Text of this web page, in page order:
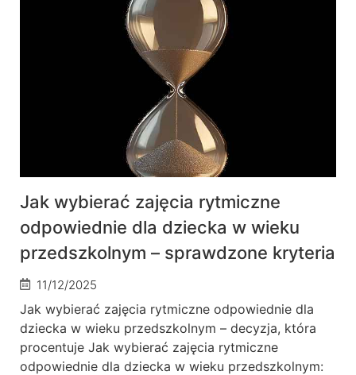
Jak wybierać zajęcia rytmiczne
odpowiednie dla dziecka w wieku
przedszkolnym – sprawdzone kryteria
11/12/2025
Jak wybierać zajęcia rytmiczne odpowiednie dla
dziecka w wieku przedszkolnym – decyzja, która
procentuje Jak wybierać zajęcia rytmiczne
odpowiednie dla dziecka w wieku przedszkolnym: